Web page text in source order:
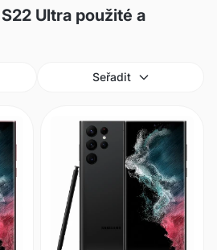
Ultra použité a
Seřadit